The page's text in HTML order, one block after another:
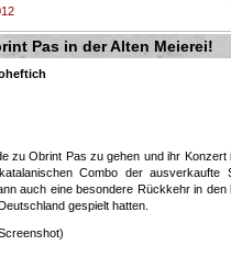
Pas in der Alten Meierei!
zu Obrint Pas zu gehen und ihr Konzert
Combo der ausverkaufte
auch eine besondere Rückkehr in den
gespielt hatten.